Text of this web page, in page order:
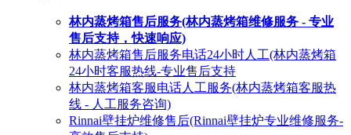
林内蒸烤箱售后服务(林内蒸烤箱维修服务 - 专业
售后支持，快速响应)
林内蒸烤箱售后服务电话24小时人工(林内蒸烤箱
24小时客服热线-专业售后支持
林内蒸烤箱客服电话人工服务(林内蒸烤箱客服热
线 - 人工服务咨询)
Rinnai壁挂炉维修售后(Rinnai壁挂炉专业维修服务-